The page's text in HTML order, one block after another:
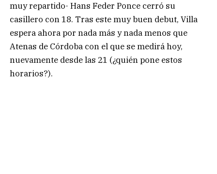
muy repartido- Hans Feder Ponce cerró su
casillero con 18. Tras este muy buen debut, Villa
espera ahora por nada más y nada menos que
Atenas de Córdoba con el que se medirá hoy,
nuevamente desde las 21 (¿quién pone estos
horarios?).